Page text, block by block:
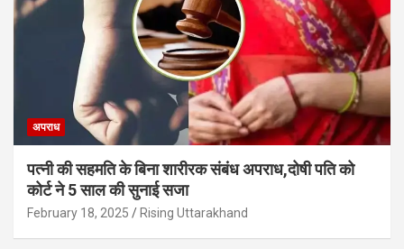
अपराध
पत्नी की सहमति के बिना शारीरक संबंध अपराध,दोषी पति को
कोर्ट ने 5 साल की सुनाई सजा
February 18, 2025 Rising Uttarakhand